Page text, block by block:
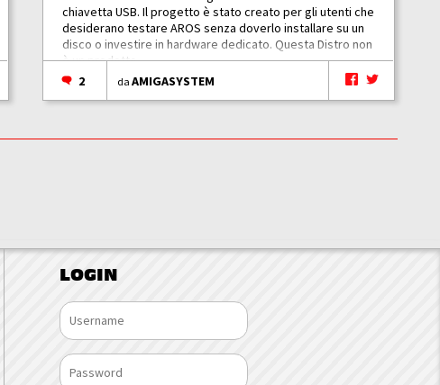
chiavetta USB. Il progetto è stato creato per gli utenti che
desiderano testare AROS senza doverlo installare su un
disco o investire in hardware dedicato. Questa Distro non
è un prodotto...
2
daAMIGASYSTEM
LOGIN